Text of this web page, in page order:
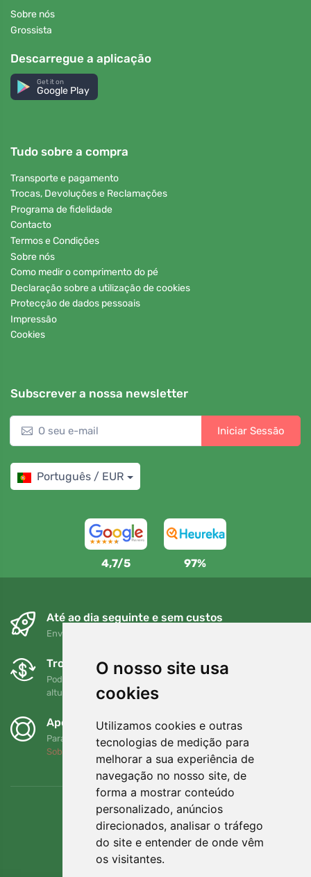
O nosso site usa
cookies
Utilizamos cookies e outras
tecnologias de medição para
melhorar a sua experiência de
navegação no nosso site, de
forma a mostrar conteúdo
personalizado, anúncios
direcionados, analisar o tráfego
do site e entender de onde vêm
os visitantes.
Sobre nós
Grossista
Descarregue a aplicação
Get it on
Google Play
Tudo sobre a compra
Transporte e pagamento
Trocas, Devoluções e Reclamações
Programa de fidelidade
Contacto
Termos e Condições
Sobre nós
Como medir o comprimento do pé
Declaração sobre a utilização de cookies
Protecção de dados pessoais
Impressão
Cookies
Subscrever a nossa newsletter
Iniciar Sessão
Português / EUR
4,7/5 97%
Até ao dia seguinte e sem custos
Envio gratuito para encomendas superiores a 80 EUR
Trocas e devoluções gratuitas
Pode devolver ou trocar a sua encomenda em qualquer
altura no prazo de 90 dias
Apoiamos a Trees.org
Para cada encomenda plantamos uma árvore! Leia mais
Sobre nós